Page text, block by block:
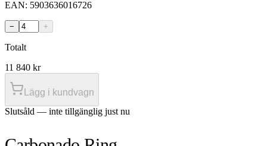
EAN: 5903636016726
− +
Totalt
11 840 kr
Lägg i kundvagn
Slutsåld — inte tillgänglig just nu